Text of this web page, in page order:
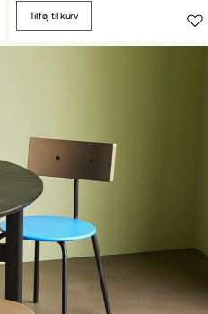
Tilføj til kurv